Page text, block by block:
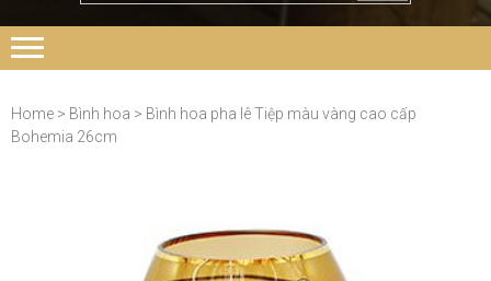
Home > Bình hoa > Bình hoa pha lê Tiệp màu vàng cao cấp
Bohemia 26cm